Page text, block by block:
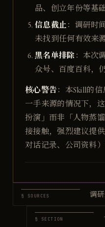
品、创立年份等基
信息截止：调研时
未找到任何有效来
黑名单排除：本次
众号、百度百科，
核心警告：本Skill的
一手来源的情况下，
扮演」而非「人物蒸
接接触，强烈建议提
对话记录、公司资料）
§ SOURCES 调
§ SECTION